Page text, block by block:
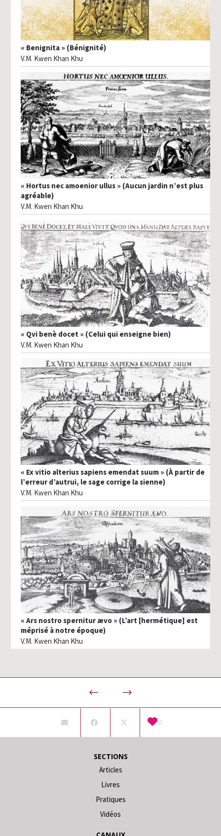
« Benignita » (Bénignité)
V.M. Kwen Khan Khu
« Hortus nec amoenior ullus » (Aucun jardin n’est plus
agréable)
V.M. Kwen Khan Khu
« Qvi benè docet » (Celui qui enseigne bien)
V.M. Kwen Khan Khu
« Ex vitio alterius sapiens emendat suum » (À partir de
l’erreur d’autrui, le sage corrige la sienne)
V.M. Kwen Khan Khu
« Ars nostro spernitur ævo » (L’art [hermétique] est
méprisé à notre époque)
V.M. Kwen Khan Khu
0
SECTIONS
Articles
Livres
Pratiques
Vidéos